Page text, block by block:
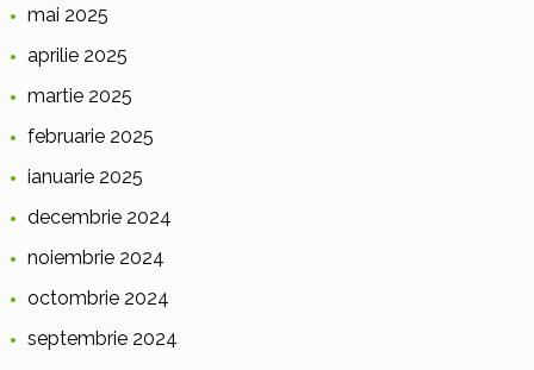
mai 2025
aprilie 2025
martie 2025
februarie 2025
ianuarie 2025
decembrie 2024
noiembrie 2024
octombrie 2024
septembrie 2024